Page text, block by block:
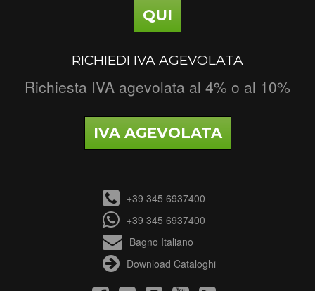
QUI
RICHIEDI IVA AGEVOLATA
Richiesta IVA agevolata al 4% o al 10%
IVA AGEVOLATA
+39 345 6937400
+39 345 6937400
Bagno Italiano
Download Cataloghi